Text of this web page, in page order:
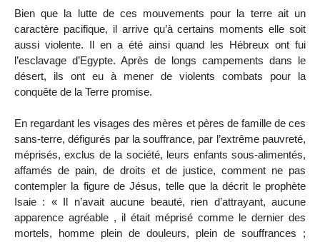
Bien que la lutte de ces mouvements pour la terre ait un
caractère pacifique, il arrive qu’à certains moments elle soit
aussi violente. Il en a été ainsi quand les Hébreux ont fui
l’esclavage d’Egypte. Après de longs campements dans le
désert, ils ont eu à mener de violents combats pour la
conquête de la Terre promise.
En regardant les visages des mères et pères de famille de ces
sans-terre, défigurés par la souffrance, par l’extrême pauvreté,
méprisés, exclus de la société, leurs enfants sous-alimentés,
affamés de pain, de droits et de justice, comment ne pas
contempler la figure de Jésus, telle que la décrit le prophète
Isaie : « Il n’avait aucune beauté, rien d’attrayant, aucune
apparence agréable , il était méprisé comme le dernier des
mortels, homme plein de douleurs, plein de souffrances ;